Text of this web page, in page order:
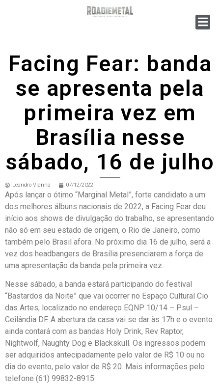
Facing Fear: banda
se apresenta pela
primeira vez em
Brasília nesse
sábado, 16 de julho
Leandro Vianna 07/12/2022
Após lançar o ótimo “Marginal Metal”, forte candidato a um
dos melhores álbuns nacionais de 2022, a Facing Fear deu
início aos shows de divulgação do trabalho, se apresentando
não só em seu estado de origem, o Rio de Janeiro, como
também pelo Brasil afora. No próximo dia 16 de julho, será a
vez dos headbangers de Brasília presenciarem a força de
uma apresentação da banda pela primeira vez.
Nesse sábado, a banda estará participando do festival
“Bastardos da Noite” que vai ocorrer no Espaço Cultural Cio
das Artes, localizado no endereço EQNP 10/14 – Psul –
Ceilândia DF. A abertura da casa vai se dar às 17h e o evento
ainda contará com as bandas Holy Drink, Rev Raptor,
Nightwolf, Naughty Dog e Blackskull. Os ingressos podem
ser adquiridos antecipadamente pelo valor de R$ 10 ou no
dia do evento, pelo valor de R$ 20. Mais informações pelo
telefone (61) 99832-8915.